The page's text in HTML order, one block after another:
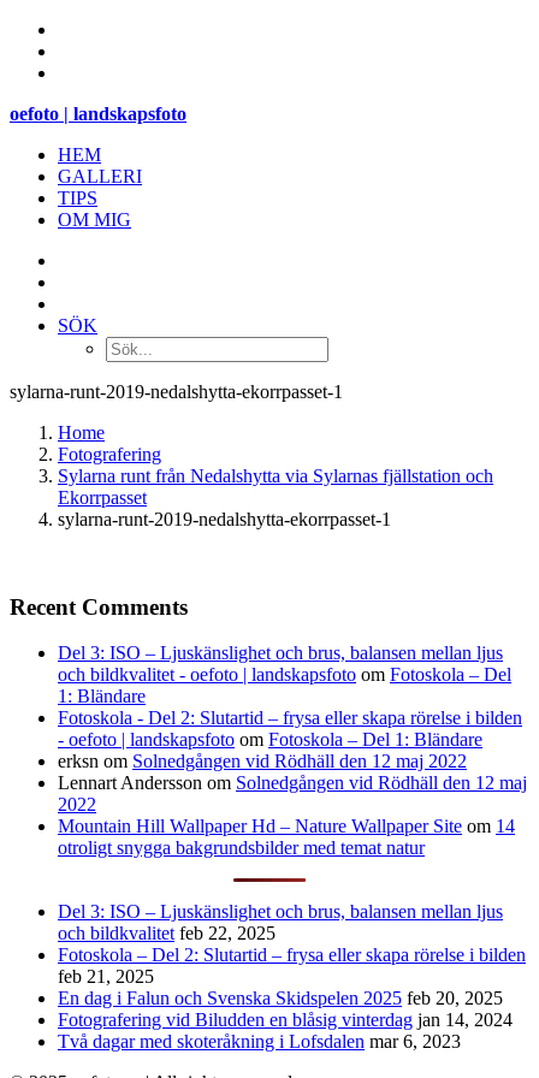
oefoto | landskapsfoto
HEM
GALLERI
TIPS
OM MIG
SÖK
sylarna-runt-2019-nedalshytta-ekorrpasset-1
Home
Fotografering
Sylarna runt från Nedalshytta via Sylarnas fjällstation och
Ekorrpasset
sylarna-runt-2019-nedalshytta-ekorrpasset-1
Recent Comments
Del 3: ISO – Ljuskänslighet och brus, balansen mellan ljus
och bildkvalitet - oefoto | landskapsfoto om Fotoskola – Del
1: Bländare
Fotoskola - Del 2: Slutartid – frysa eller skapa rörelse i bilden
- oefoto | landskapsfoto om Fotoskola – Del 1: Bländare
erksn om Solnedgången vid Rödhäll den 12 maj 2022
Lennart Andersson om Solnedgången vid Rödhäll den 12 maj
2022
Mountain Hill Wallpaper Hd – Nature Wallpaper Site om 14
otroligt snygga bakgrundsbilder med temat natur
Del 3: ISO – Ljuskänslighet och brus, balansen mellan ljus
och bildkvalitet feb 22, 2025
Fotoskola – Del 2: Slutartid – frysa eller skapa rörelse i bilden
feb 21, 2025
En dag i Falun och Svenska Skidspelen 2025 feb 20, 2025
Fotografering vid Biludden en blåsig vinterdag jan 14, 2024
Två dagar med skoteråkning i Lofsdalen mar 6, 2023